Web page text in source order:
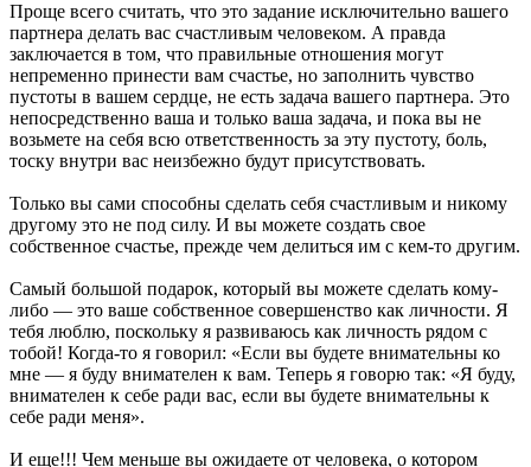
Проще всего считать, что это задание исключительно вашего
партнера делать вас счастливым человеком. А правда
заключается в том, что правильные отношения могут
непременно принести вам счастье, но заполнить чувство
пустоты в вашем сердце, не есть задача вашего партнера. Это
непосредственно ваша и только ваша задача, и пока вы не
возьмете на себя всю ответственность за эту пустоту, боль,
тоску внутри вас неизбежно будут присутствовать.
Только вы сами способны сделать себя счастливым и никому
другому это не под силу. И вы можете создать свое
собственное счастье, прежде чем делиться им с кем-то другим.
Самый большой подарок, который вы можете сделать кому-
либо — это ваше собственное совершенство как личности. Я
тебя люблю, поскольку я развиваюсь как личность рядом с
тобой! Когда-то я говорил: «Если вы будете внимательны ко
мне — я буду внимателен к вам. Теперь я говорю так: «Я буду,
внимателен к себе ради вас, если вы будете внимательны к
себе ради меня».
И еще!!! Чем меньше вы ожидаете от человека, о котором